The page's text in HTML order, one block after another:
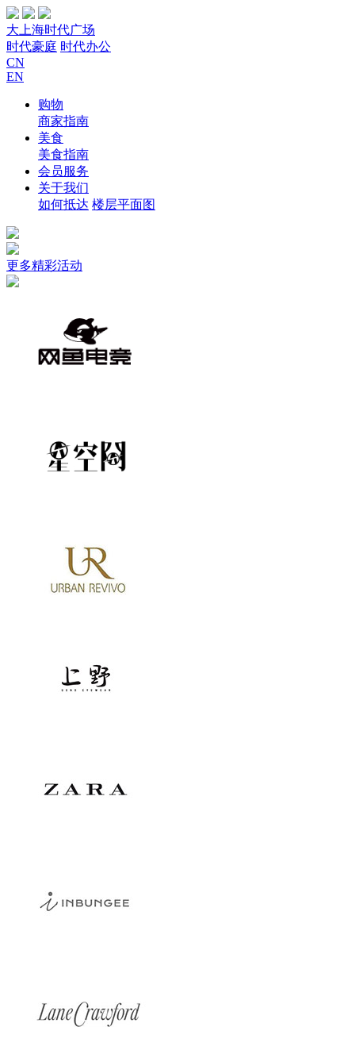
大上海时代广场
时代豪庭 时代办公
CN
EN
购物
商家指南
美食
美食指南
会员服务
关于我们
如何抵达 楼层平面图
更多精彩活动